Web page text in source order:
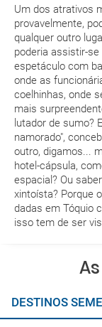
Um dos atrativos
provavelmente,
qualquer outro
poderia assistir-
espetáculo com
onde as
coelhinhas, onde
mais
lutador de sumo?
namorado",
outro, digamos...
hotel-cápsula,
espacial? Ou
xintoísta? Porque
dadas em Tóquio
isso tem de ser
férias no site?
Ao efectuar a
pendente de
a viagem?
Como sei se há
quero reservar?
Se tenho os
dirigir?
A minha
Quais as taxas
para a América?
DESTINOS